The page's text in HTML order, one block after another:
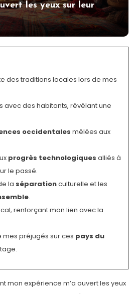
les yeux sur leur
des traditions locales lors de mes
avec des habitants, révélant une
occidentales mêlées aux
progrès technologiques alliés à
le passé.
la séparationculturelle et les
.
renforçant mon lien avec la
mes préjugés sur ces pays du
mon expérience m’a ouvert les yeux